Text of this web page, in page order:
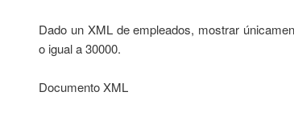
Dado un XML de empleados, mostrar
o igual a 30000.
Documento XML